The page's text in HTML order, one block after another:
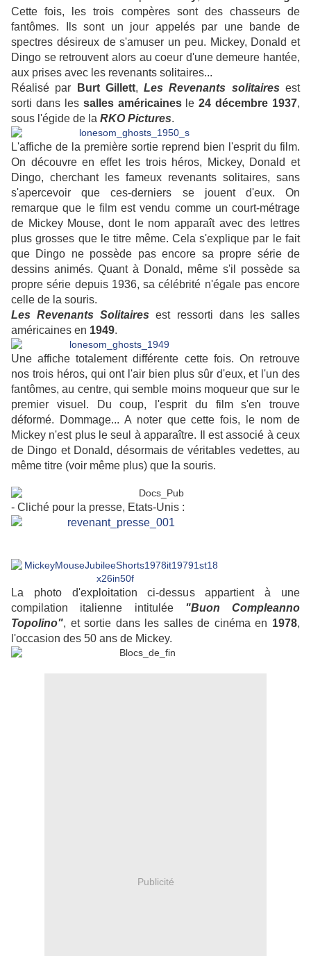
Cette fois, les trois compères sont des chasseurs de
fantômes. Ils sont un jour appelés par une bande de
spectres désireux de s'amuser un peu. Mickey, Donald et
Dingo se retrouvent alors au coeur d'une demeure hantée,
aux prises avec les revenants solitaires...
Réalisé par
Burt Gillett,Les Revenants solitaires est
sorti dans les salles américainesle24 décembre 1937,
sous l'égide de la RKO Pictures.
L'affiche de la première sortie reprend bien l'esprit du film.
On découvre en effet les trois héros, Mickey, Donald et
Dingo, cherchant les fameux revenants solitaires, sans
s'apercevoir que ces-derniers se jouent d'eux. On
remarque que le film est vendu comme un court-métrage
de Mickey Mouse, dont le nom apparaît avec des lettres
plus grosses que le titre même. Cela s'explique par le fait
que Dingo ne possède pas encore sa propre série de
dessins animés. Quant à Donald, même s'il possède sa
propre série depuis 1936, sa célébrité n'égale pas encore
celle de la souris.
Les Revenants Solitaires est ressorti dans les salles
américaines en 1949.
Une affiche totalement différente cette fois. On retrouve
nos trois héros, qui ont l'air bien plus sûr d'eux, et l'un des
fantômes, au centre, qui semble moins moqueur que sur le
premier visuel. Du coup, l'esprit du film s'en trouve
déformé. Dommage... A noter que cette fois, le nom de
Mickey n'est plus le seul à apparaître. Il est associé à ceux
de Dingo et Donald, désormais de véritables vedettes, au
même titre (voir même plus) que la souris.
- Cliché pour la presse, Etats-Unis :
La photo d'exploitation ci-dessus appartient à une
compilation italienne intitulée "Buon Compleanno
Topolino", et sortie dans les salles de cinéma en 1978,
l'occasion des 50 ans de Mickey.
Publicité